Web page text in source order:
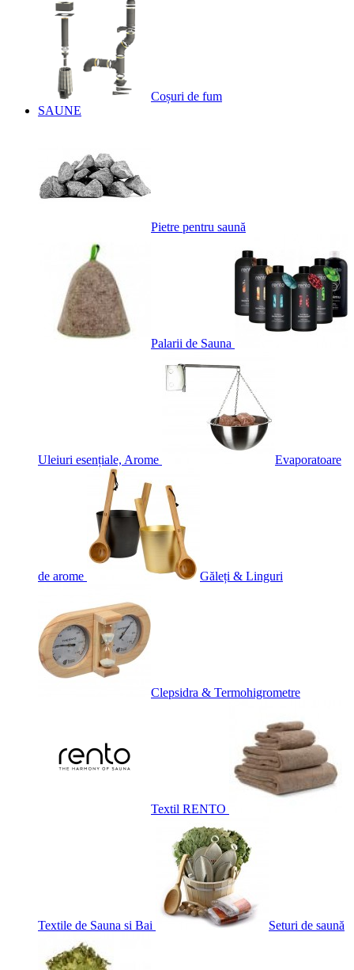
Coșuri de fum
SAUNE
Pietre pentru saună
Palarii de Sauna
Uleiuri esențiale, Arome Evaporatoare
de arome Găleți & Linguri
Clepsidra & Termohigrometre
Textil RENTO
Textile de Sauna si Bai Seturi de saună